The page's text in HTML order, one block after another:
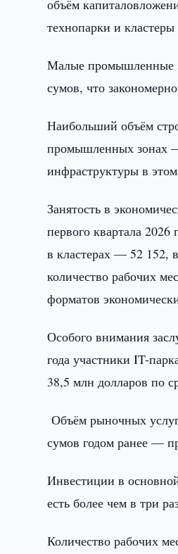
объём
технопарки и
Малые промышленные
сумов, что
Наибольший объём
промышленных зонах —
инфраструктуры в этом
Занятость в
первого квартала
в кластерах — 52
количество рабочих
форматов
Особого внимания
года участники IT-
38,5 млн долларов по
Объём рыночных
сумов годом ранее —
Инвестиции в
есть более чем в три
Количество рабочих